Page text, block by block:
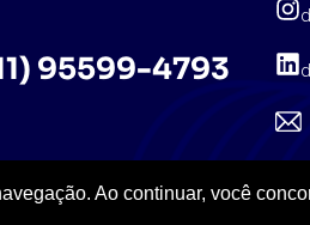
95599-4793
Ao continuar, você